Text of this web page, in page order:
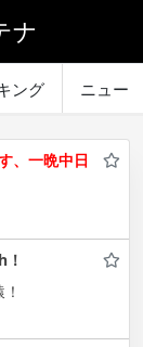
ナ
ング ニュー
、一晩中日